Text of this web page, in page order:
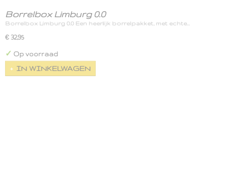
Borrelbox Limburg 0.0
Borrelbox Limburg 0.0 Een heerlijk borrelpakket, met echte…
€ 32,95
✓ Op voorraad
IN WINKELWAGEN